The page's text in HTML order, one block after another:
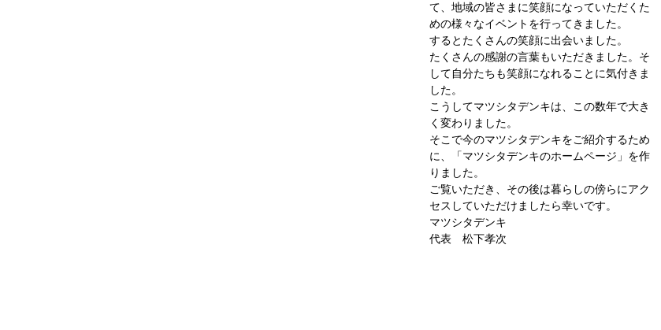
て、地域の皆さまに笑顔になっていただくた
めの様々なイベントを行ってきました。
するとたくさんの笑顔に出会いました。
たくさんの感謝の言葉もいただきました。そ
して自分たちも笑顔になれることに気付きま
した。
こうしてマツシタデンキは、この数年で大き
く変わりました。
そこで今のマツシタデンキをご紹介するため
に、「マツシタデンキのホームページ」を作
りました。
ご覧いただき、その後は暮らしの傍らにアク
セスしていただけましたら幸いです。
マツシタデンキ
代表 松下孝次